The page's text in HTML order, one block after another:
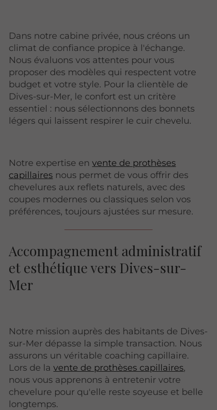
Dans notre cabine privée, nous créons un
climat de confiance propice à l'échange.
Nous évaluons vos attentes pour vous
proposer des modèles qui respectent votre
budget et votre style. Pour la clientèle de
Dives-sur-Mer, le confort est un critère
essentiel : nous sélectionnons des bonnets
légers qui laissent respirer le cuir chevelu.
Notre expertise envente de prothèses
capillaires nous permet de vous offrir des
chevelures aux reflets naturels, avec des
coupes modernes ou classiques selon vos
préférences, toujours ajustées sur mesure.
Accompagnement administratif
et esthétique vers Dives-sur-
Mer
Notre mission auprès des habitants de Dives-
sur-Mer dépasse la simple transaction. Nous
assurons un véritable coaching capillaire.
Lors de lavente de prothèses capillaires,
nous vous apprenons à entretenir votre
chevelure pour qu'elle reste soyeuse et belle
longtemps.